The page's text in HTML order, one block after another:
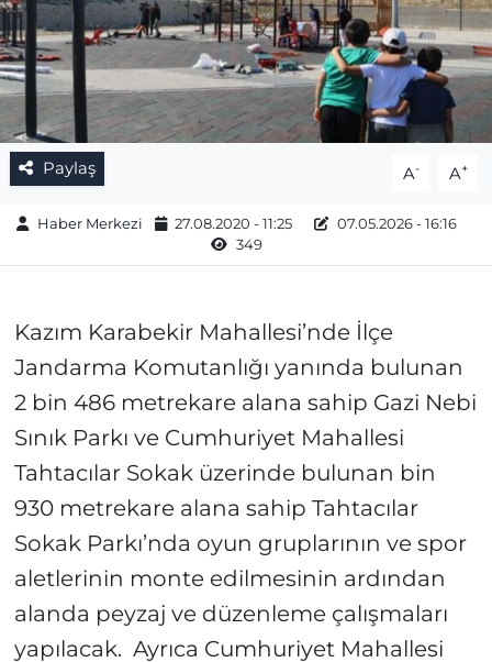
Paylaş A- A+
Haber Merkezi 27.08.2020 - 11:25
07.05.2026 - 16:16
349
Kazım Karabekir Mahallesi’nde İlçe
Jandarma Komutanlığı yanında bulunan
2 bin 486 metrekare alana sahip Gazi Nebi
Sınık Parkı ve Cumhuriyet Mahallesi
Tahtacılar Sokak üzerinde bulunan bin
930 metrekare alana sahip Tahtacılar
Sokak Parkı’nda oyun gruplarının ve spor
aletlerinin monte edilmesinin ardından
alanda peyzaj ve düzenleme çalışmaları
yapılacak. Ayrıca Cumhuriyet Mahallesi